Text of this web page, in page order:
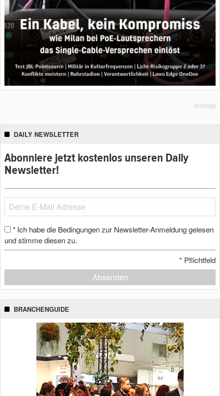
Anzeige
DAILY NEWSLETTER
Abonniere jetzt kostenlos unseren Daily
Newsletter!
* Ich habe die Bedingungen zur Newsletter-Anmeldung gelesen
und stimme diesen zu.
* Pflichtfeld
Absenden
BRANCHENGUIDE